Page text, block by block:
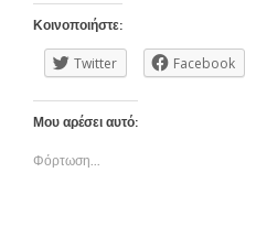
Κοινοποιήστε:
Twitter Facebook
Μου αρέσει αυτό:
Φόρτωση...